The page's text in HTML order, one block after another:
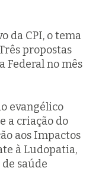
da CPI, o tema
propostas
Federal no mês
evangélico
a criação do
aos Impactos
à Ludopatia,
saúde